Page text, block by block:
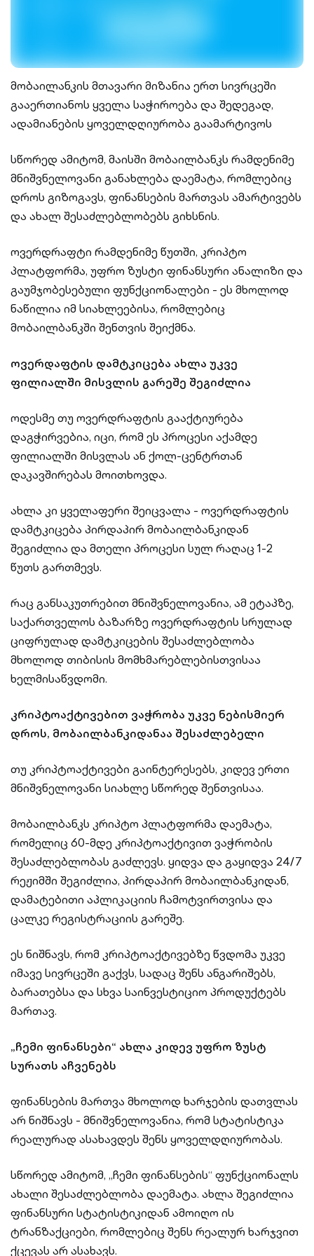
მობაილანკის მთავარი მიზანია ერთ სივრცეში
გააერთიანოს ყველა საჭიროება და შედეგად,
ადამიანების ყოველდღიურობა გაამარტივოს
სწორედ ამიტომ, მაისში მობაილბანკს რამდენიმე
მნიშვნელოვანი განახლება დაემატა, რომლებიც
დროს გიზოგავს, ფინანსების მართვას ამარტივებს
და ახალ შესაძლებლობებს გიხსნის.
ოვერდრაფტი რამდენიმე წუთში, კრიპტო
პლატფორმა, უფრო ზუსტი ფინანსური ანალიზი და
გაუმჯობესებული ფუნქციონალები - ეს მხოლოდ
ნაწილია იმ სიახლეებისა, რომლებიც
მობაილბანკში შენთვის შეიქმნა.
ოვერდაფტის დამტკიცება ახლა უკვე
ფილიალში მისვლის გარეშე შეგიძლია
ოდესმე თუ ოვერდრაფტის გააქტიურება
დაგჭირვებია, იცი, რომ ეს პროცესი აქამდე
ფილიალში მისვლას ან ქოლ-ცენტრთან
დაკავშირებას მოითხოვდა.
ახლა კი ყველაფერი შეიცვალა - ოვერდრაფტის
დამტკიცება პირდაპირ მობაილბანკიდან
შეგიძლია და მთელი პროცესი სულ რაღაც 1-2
წუთს გართმევს.
რაც განსაკუთრებით მნიშვნელოვანია, ამ ეტაპზე,
საქართველოს ბაზარზე ოვერდრაფტის სრულად
ციფრულად დამტკიცების შესაძლებლობა
მხოლოდ თიბისის მომხმარებლებისთვისაა
ხელმისაწვდომი.
კრიპტოაქტივებით ვაჭრობა უკვე ნებისმიერ
დროს, მობაილბანკიდანაა შესაძლებელი
თუ კრიპტოაქტივები გაინტერესებს, კიდევ ერთი
მნიშვნელოვანი სიახლე სწორედ შენთვისაა.
მობაილბანკს კრიპტო პლატფორმა დაემატა,
რომელიც 60-მდე კრიპტოაქტივით ვაჭრობის
შესაძლებლობას გაძლევს. ყიდვა და გაყიდვა 24/7
რეჟიმში შეგიძლია, პირდაპირ მობაილბანკიდან,
დამატებითი აპლიკაციის ჩამოტვირთვისა და
ცალკე რეგისტრაციის გარეშე.
ეს ნიშნავს, რომ კრიპტოაქტივებზე წვდომა უკვე
იმავე სივრცეში გაქვს, სადაც შენს ანგარიშებს,
ბარათებსა და სხვა საინვესტიციო პროდუქტებს
მართავ.
„ჩემი ფინანსები“ ახლა კიდევ უფრო ზუსტ
სურათს აჩვენებს
ფინანსების მართვა მხოლოდ ხარჯების დათვლას
არ ნიშნავს - მნიშვნელოვანია, რომ სტატისტიკა
რეალურად ასახავდეს შენს ყოველდღიურობას.
სწორედ ამიტომ, „ჩემი ფინანსების“ ფუნქციონალს
ახალი შესაძლებლობა დაემატა. ახლა შეგიძლია
ფინანსური სტატისტიკიდან ამოიღო ის
ტრანზაქციები, რომლებიც შენს რეალურ ხარჯვით
ქცევას არ ასახავს.